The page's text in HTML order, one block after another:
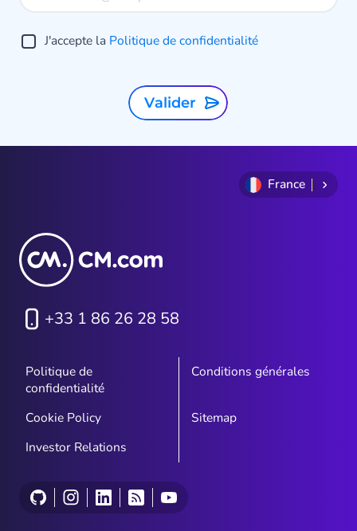
J'accepte la Politique de confidentialité
Valider
France
+33 1 86 26 28 58
Politique de
confidentialité
Conditions générales
Cookie Policy
Sitemap
Investor Relations